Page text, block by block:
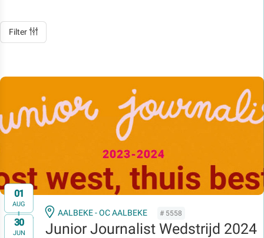
Filter
01
AUG
t/m
30
JUN
AALBEKE - OC AALBEKE # 5558
Junior Journalist Wedstrijd 2024